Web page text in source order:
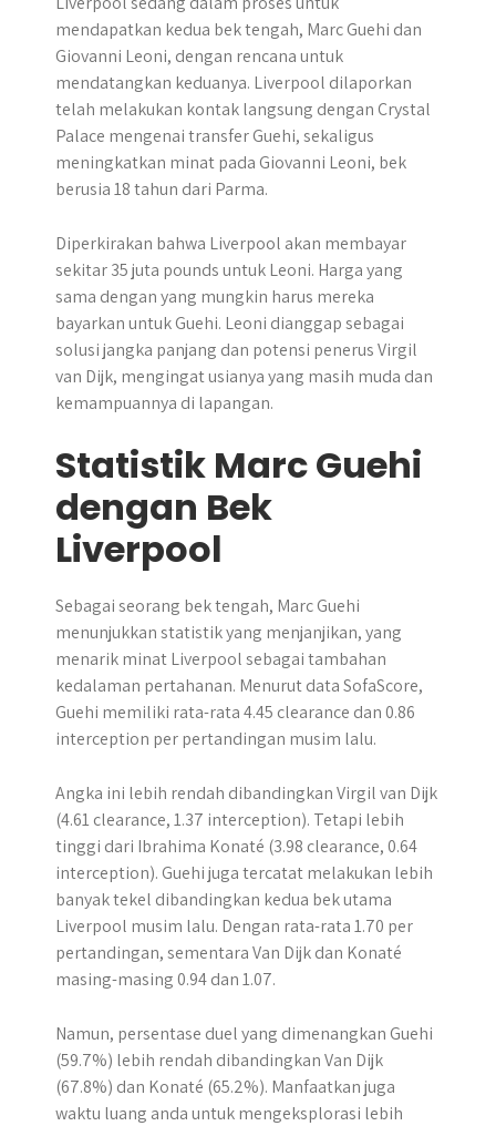
mendapatkan kedua bek tengah, Marc Guehi dan
Giovanni Leoni, dengan rencana untuk
mendatangkan keduanya. Liverpool dilaporkan
telah melakukan kontak langsung dengan Crystal
Palace mengenai transfer Guehi, sekaligus
meningkatkan minat pada Giovanni Leoni, bek
berusia 18 tahun dari Parma.
Diperkirakan bahwa Liverpool akan membayar
sekitar 35 juta pounds untuk Leoni. Harga yang
sama dengan yang mungkin harus mereka
bayarkan untuk Guehi. Leoni dianggap sebagai
solusi jangka panjang dan potensi penerus Virgil
van Dijk, mengingat usianya yang masih muda dan
kemampuannya di lapangan.
Statistik Marc Guehi
dengan Bek
Liverpool
Sebagai seorang bek tengah, Marc Guehi
menunjukkan statistik yang menjanjikan, yang
menarik minat Liverpool sebagai tambahan
kedalaman pertahanan. Menurut data SofaScore,
Guehi memiliki rata-rata 4.45 clearance dan 0.86
interception per pertandingan musim lalu.
Angka ini lebih rendah dibandingkan Virgil van Dijk
(4.61 clearance, 1.37 interception). Tetapi lebih
tinggi dari Ibrahima Konaté (3.98 clearance, 0.64
interception). Guehi juga tercatat melakukan lebih
banyak tekel dibandingkan kedua bek utama
Liverpool musim lalu. Dengan rata-rata 1.70 per
pertandingan, sementara Van Dijk dan Konaté
masing-masing 0.94 dan 1.07.
Namun, persentase duel yang dimenangkan Guehi
(59.7%) lebih rendah dibandingkan Van Dijk
(67.8%) dan Konaté (65.2%). Manfaatkan juga
waktu luang anda untuk mengeksplorasi lebih